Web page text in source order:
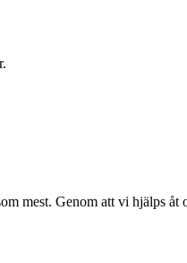
mest. Genom att vi hjälps